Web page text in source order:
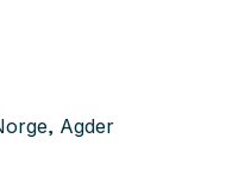
Agder